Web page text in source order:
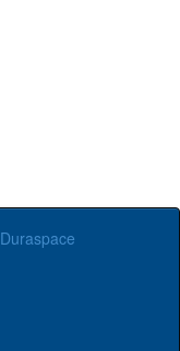
Duraspace